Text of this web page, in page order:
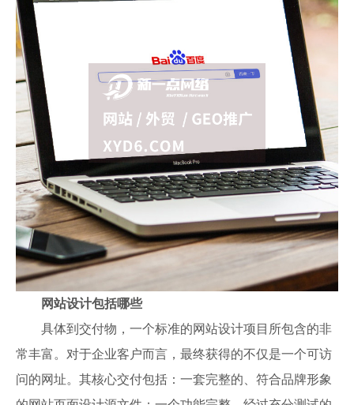
网站设计包括哪些
具体到交付物，一个标准的网站设计项目所包含的非
常丰富。对于企业客户而言，最终获得的不仅是一个可访
问的网址。其核心交付包括：一套完整的、符合品牌形象